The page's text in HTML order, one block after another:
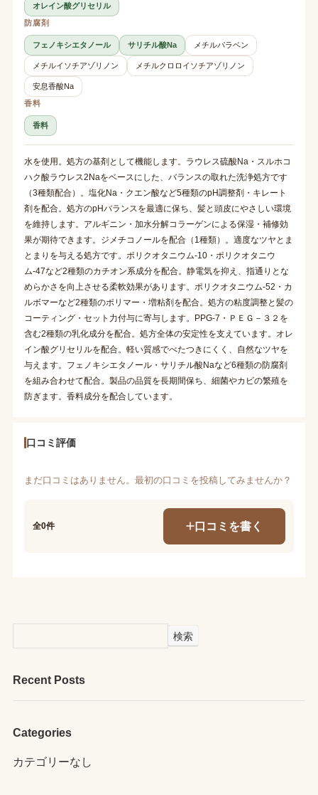
オレイン酸グリセリル
防腐剤
フェノキシエタノール サリチル酸Na メチルパラベン
メチルイソチアゾリノン メチルクロロイソチアゾリノン
安息香酸Na
香料
香料
水を使用。処方の基剤として機能します。ラウレス硫酸Na・スルホコ
ハク酸ラウレス2Naをベースにした、バランスの取れた洗浄処方です
（3種類配合）。塩化Na・クエン酸など5種類のpH調整剤・キレート
剤を配合。処方のpHバランスを最適に保ち、髪と頭皮にやさしい環境
を維持します。アルギニン・加水分解コラーゲンによる保湿・補修効
果が期待できます。ジメチコノールを配合（1種類）。適度なツヤとま
とまりを与える処方です。ポリクオタニウム-10・ポリクオタニウ
ム-47など2種類のカチオン系成分を配合。静電気を抑え、指通りとな
めらかさを向上させる柔軟効果があります。ポリクオタニウム-52・カ
ルボマーなど2種類のポリマー・増粘剤を配合。処方の粘度調整と髪の
コーティング・セット力付与に寄与します。PPG-7・ＰＥＧ－３２を
含む2種類の乳化成分を配合。処方全体の安定性を支えています。オレ
イン酸グリセリルを配合。軽い質感でべたつきにくく、自然なツヤを
与えます。フェノキシエタノール・サリチル酸Naなど6種類の防腐剤
を組み合わせて配合。製品の品質を長期間保ち、細菌やカビの繁殖を
防ぎます。香料成分を配合しています。
口コミ評価
まだ口コミはありません。最初の口コミを投稿してみませんか？
全0件 口コミを書く
検索
Recent Posts
Categories
カテゴリーなし